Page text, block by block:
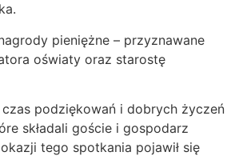
pieniężne – przyznawane
oświaty oraz starostę
podziękowań i dobrych życzeń
składali goście i gospodarz
tego spotkania pojawił się